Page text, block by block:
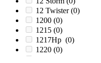
12 Twister(0)
1200 (0)
1215 (0)
1217Hp (0)
1220 (0)